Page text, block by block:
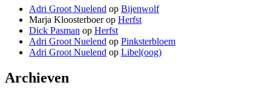
Adri Groot Nuelend op Bijenwolf
Marja Kloosterboerop Herfst
Dick Pasman op Herfst
Adri Groot Nuelend op Pinksterbloem
Adri Groot Nuelend op Libel(oog)
Archieven